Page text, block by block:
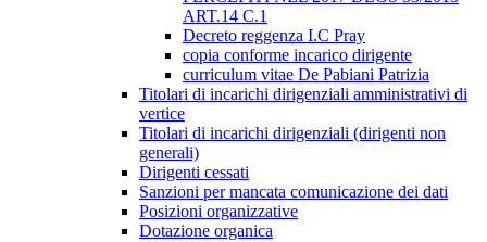
ART.14 C.1
Decreto reggenza I.C Pray
copia conforme incarico dirigente
curriculum vitae De Pabiani Patrizia
Titolari di incarichi dirigenziali amministrativi di
vertice
Titolari di incarichi dirigenziali (dirigenti non
generali)
Dirigenti cessati
Sanzioni per mancata comunicazione dei dati
Posizioni organizzative
Dotazione organica